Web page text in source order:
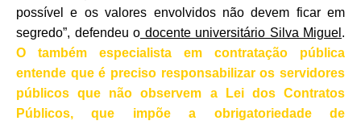
possível e os valores envolvidos não devem ficar em
segredo”, defendeu o docente universitário Silva Miguel .
O também especialista em contratação pública
entende que é preciso responsabilizar os servidores
públicos que não observem a Lei dos Contratos
Públicos, que impõe a obrigatoriedade de